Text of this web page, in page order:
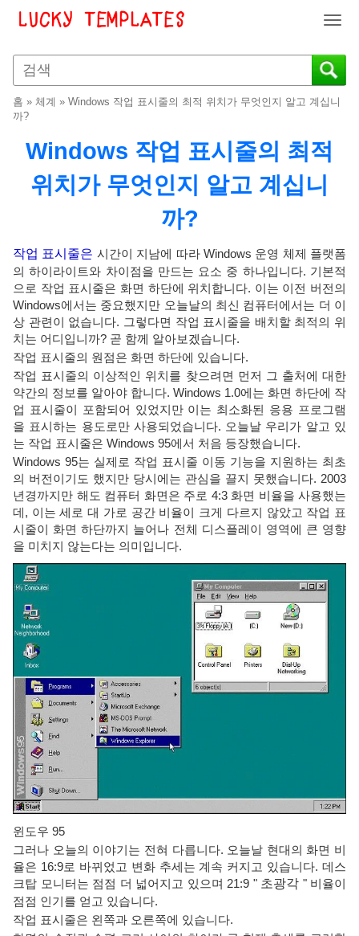
T
g
g
e
i
o
n
홈 » 체계 » Windows 작업 표시줄의 최적 위치가 무엇인지 알고 계십니
까?
Windows 작업 표시줄의 최적
위치가 무엇인지 알고 계십니
까?
작업 표시줄은 시간이 지남에 따라 Windows 운영 체제 플랫폼
의 하이라이트와 차이점을 만드는 요소 중 하나입니다. 기본적
으로 작업 표시줄은 화면 하단에 위치합니다. 이는 이전 버전의
Windows에서는 중요했지만 오늘날의 최신 컴퓨터에서는 더 이
상 관련이 없습니다. 그렇다면 작업 표시줄을 배치할 최적의 위
치는 어디입니까? 곧 함께 알아보겠습니다.
작업 표시줄의 원점은 화면 하단에 있습니다.
작업 표시줄의 이상적인 위치를 찾으려면 먼저 그 출처에 대한
약간의 정보를 알아야 합니다. Windows 1.0에는 화면 하단에 작
업 표시줄이 포함되어 있었지만 이는 최소화된 응용 프로그램
을 표시하는 용도로만 사용되었습니다. 오늘날 우리가 알고 있
는 작업 표시줄은 Windows 95에서 처음 등장했습니다.
Windows 95는 실제로 작업 표시줄 이동 기능을 지원하는 최초
의 버전이기도 했지만 당시에는 관심을 끌지 못했습니다. 2003
년경까지만 해도 컴퓨터 화면은 주로 4:3 화면 비율을 사용했는
데, 이는 세로 대 가로 공간 비율이 크게 다르지 않았고 작업 표
시줄이 화면 하단까지 늘어나 전체 디스플레이 영역에 큰 영향
을 미치지 않는다는 의미입니다.
윈도우 95
그러나 오늘의 이야기는 전혀 다릅니다. 오늘날 현대의 화면 비
율은 16:9로 바뀌었고 변화 추세는 계속 커지고 있습니다. 데스
크탑 모니터는 점점 더 넓어지고 있으며 21:9 " 초광각 " 비율이
점점 인기를 얻고 있습니다.
작업 표시줄은 왼쪽과 오른쪽에 있습니다.